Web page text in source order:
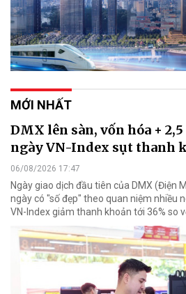
MỚI NHẤT
DMX lên sàn, vốn hóa +
ngày VN-Index sụt thanh
06/08/2026 17:47
Ngày giao dịch đầu tiên của DMX (Điện
ngày có "số đẹp" theo quan niệm nhiều
VN-Index giảm thanh khoản tới 36% so